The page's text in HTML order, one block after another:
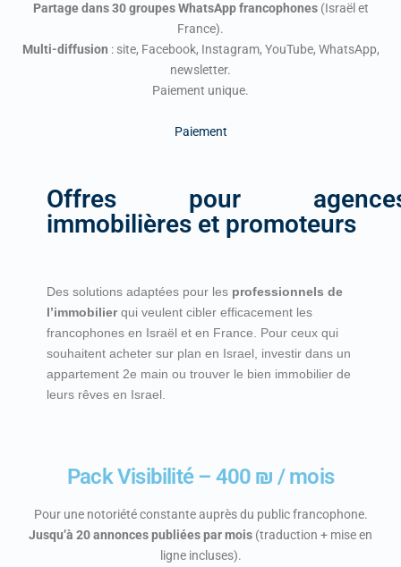
Partage dans 30 groupes WhatsApp francophones(Israël et
France).
Multi-diffusion : site, Facebook, Instagram, YouTube, WhatsApp,
newsletter.
Paiement unique.
Paiement
Offres pour
immobilières et promoteurs
Des solutions adaptées pour les professionnels de
l’immobilierqui veulent cibler efficacement les
francophones en Israël et en France. Pour ceux qui
souhaitent acheter sur plan en Israel, investir dans un
appartement 2e main ou trouver le bien immobilier de
leurs rêves en Israel.
Pack Visibilité – 400 ₪ / mois
Pour une notoriété constante auprès du public francophone.
Jusqu’à 20 annonces publiées par mois (traduction + mise en
ligne incluses).